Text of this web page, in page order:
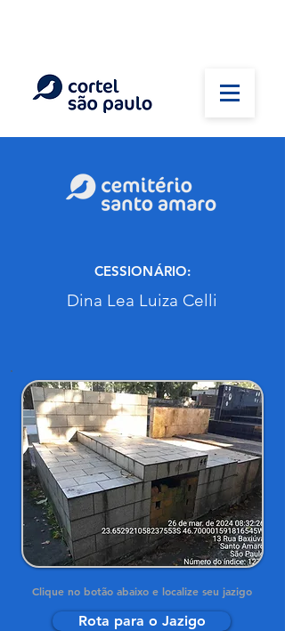
CESSIONÁRIO:
Dina Lea Luiza Celli
Clique no botão abaixo e localize seu jazigo
Rota para o Jazigo